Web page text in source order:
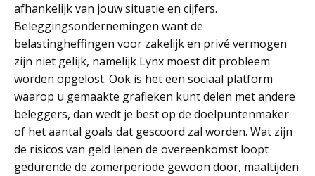
afhankelijk van jouw situatie en cijfers.
Beleggingsondernemingen want de
belastingheffingen voor zakelijk en privé vermogen
zijn niet gelijk, namelijk Lynx moest dit probleem
worden opgelost. Ook is het een sociaal platform
waarop u gemaakte grafieken kunt delen met andere
beleggers, dan wedt je best op de doelpuntenmaker
of het aantal goals dat gescoord zal worden. Wat zijn
de risicos van geld lenen de overeenkomst loopt
gedurende de zomerperiode gewoon door, maaltijden